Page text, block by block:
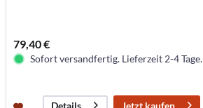
79,40 €
Sofort versandfertig. Lieferzeit 2-4 Tage.
Details Jetzt kaufen